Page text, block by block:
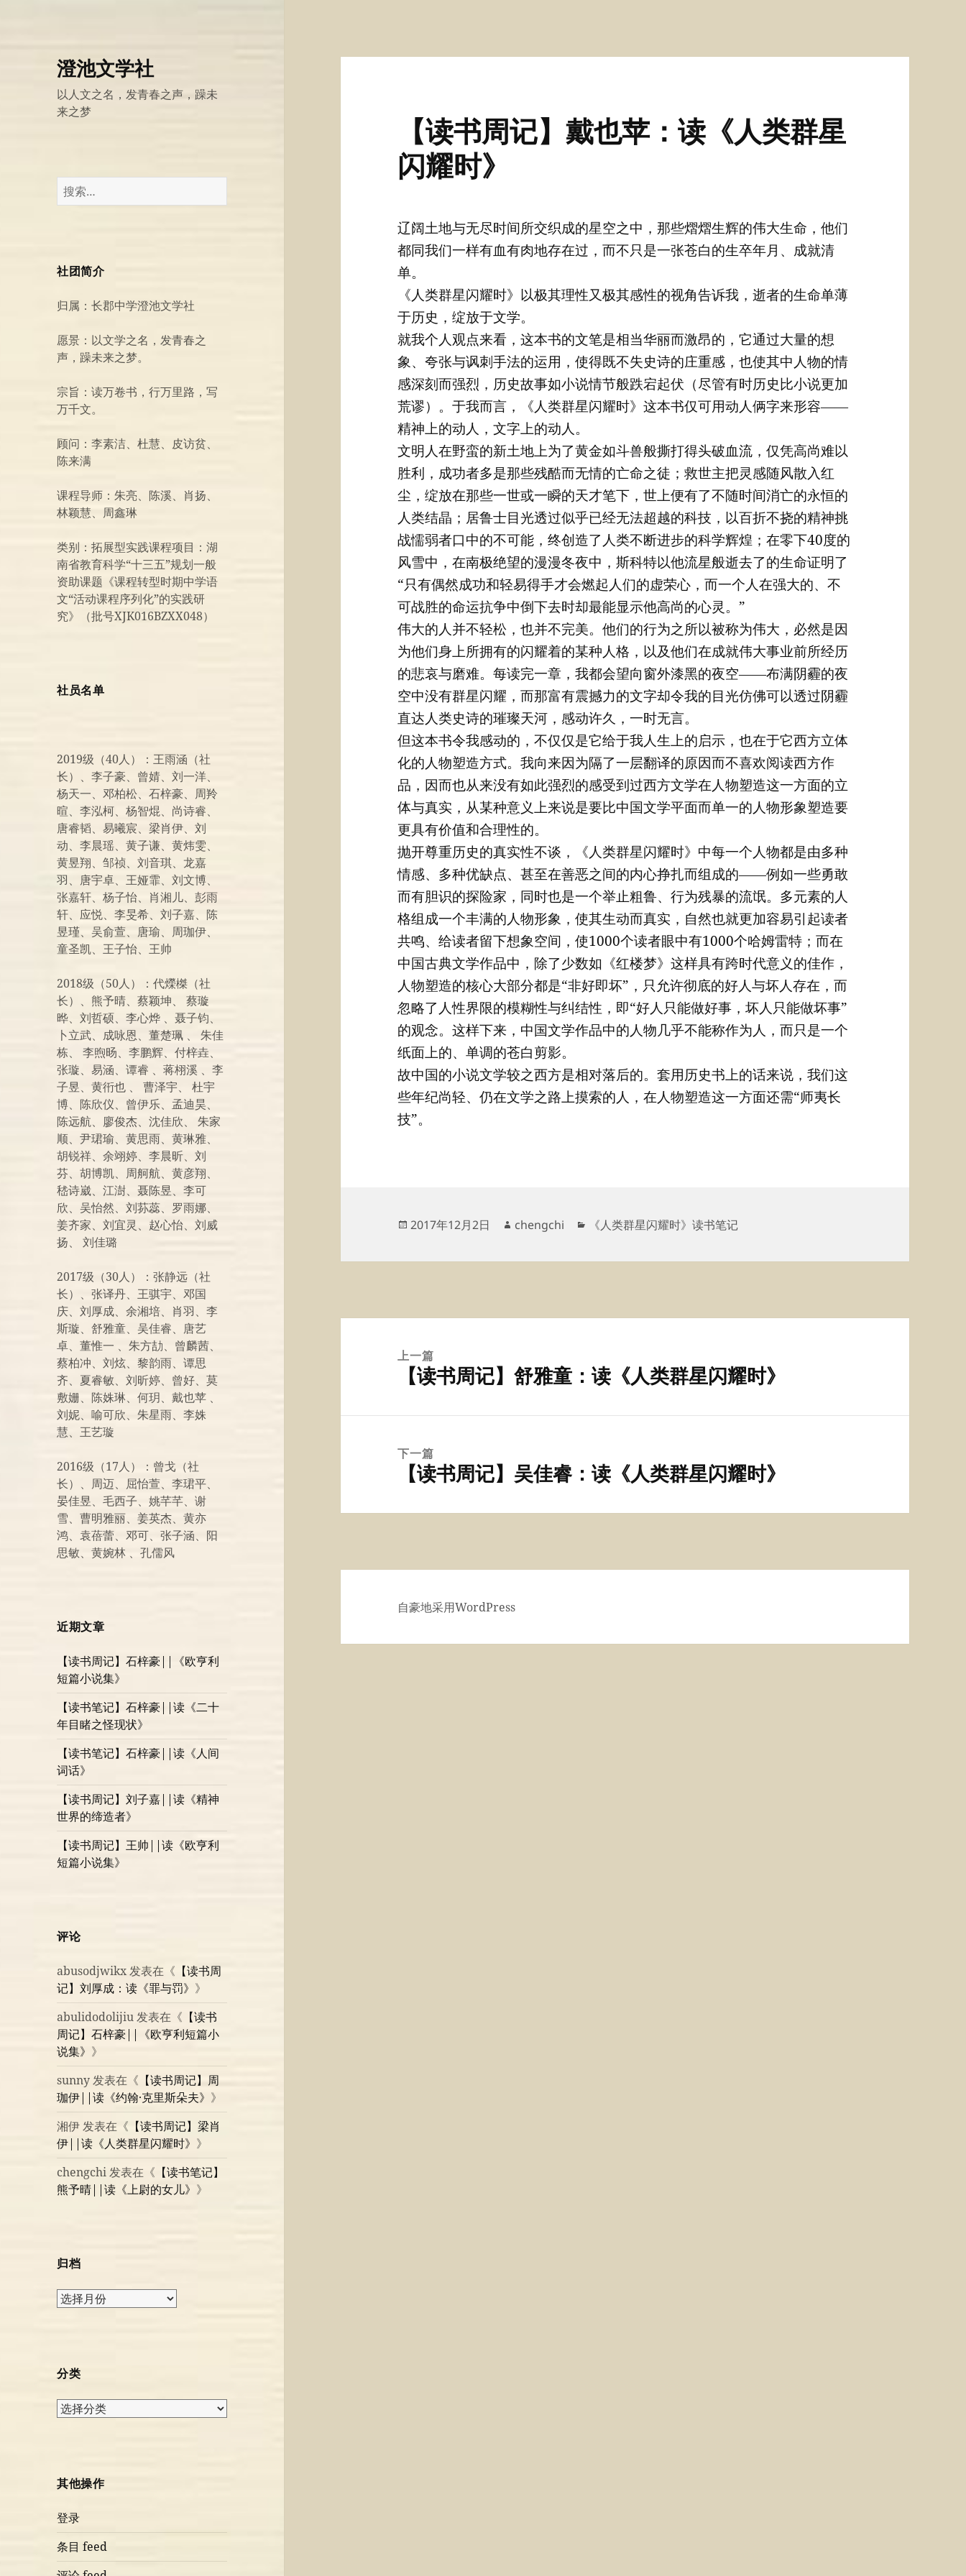
澄池文学社
以人文之名，发青春之声，躁未
来之梦
搜
索：
社团简介
归属：长郡中学澄池文学社
愿景：以文学之名，发青春之
声，躁未来之梦。
宗旨：读万卷书，行万里路，写
万千文。
顾问：李素洁、杜慧、皮访贫、
陈来满
课程导师：朱亮、陈溪、肖扬、
林颖慧、周鑫琳
类别：拓展型实践课程项目：湖
南省教育科学“十三五”规划一般
资助课题《课程转型时期中学语
文“活动课程序列化”的实践研
究》（批号XJK016BZXX048）
社员名单
2019级（40人）：王雨涵（社
长）、李子豪、曾婧、刘一洋、
杨天一、邓柏松、石梓豪、周羚
暄、李泓柯、杨智焜、尚诗睿、
唐睿韬、易曦宸、梁肖伊、刘
动、李晨瑶、黄子谦、黄炜雯、
黄昱翔、邹祯、刘音琪、龙嘉
羽、唐宇卓、王娅霏、刘文博、
张嘉轩、杨子怡、肖湘儿、彭雨
轩、应悦、李旻希、刘子嘉、陈
昱瑾、吴俞萱、唐瑜、周珈伊、
童圣凯、王子怡、王帅
2018级（50人）：代爃榤（社
长）、熊予晴、蔡颖坤、 蔡璇
晔、刘哲硕、李心烨 、聂子钧、
卜立武、成咏恩、董楚珮 、 朱佳
栋、 李煦旸、李鹏辉、付梓垚、
张璇、易涵、谭睿 、蒋栩溪 、李
子昱、黄衎也 、 曹泽宇、 杜宇
博、陈欣仪、曾伊乐、孟迪昊、
陈远航、廖俊杰、沈佳欣、 朱家
顺、尹珺瑜、黄思雨、黄琳雅、
胡锐祥、余翊婷、李晨昕、刘
芬、胡博凯、周舸航、黄彦翔、
嵇诗崴、江澍、聂陈昱、李可
欣、吴怡然、刘荪蕊、罗雨娜、
姜齐家、刘宜灵、赵心怡、刘威
扬、 刘佳璐
2017级（30人）：张静远（社
长）、张译丹、王骐宇、邓国
庆、刘厚成、余湘培、肖羽、李
斯璇、舒雅童、吴佳睿、唐艺
卓、董惟一 、朱方劼、曾麟茜、
蔡柏冲、刘炫、黎韵雨、谭思
齐、夏睿敏、刘昕婷、曾好、莫
敷姗、陈姝琳、何玥、戴也苹 、
刘妮、喻可欣、朱星雨、李姝
慧、王艺璇
2016级（17人）：曾戈（社
长）、周迈、屈怡萱、李珺平、
晏佳昱、毛西子、姚芊芊、谢
雪、曹明雅丽、姜英杰、黄亦
鸿、袁蓓蕾、邓可、张子涵、阳
思敏、黄婉林 、孔儒风
近期文章
【读书周记】石梓豪||《欧亨利
短篇小说集》
【读书笔记】石梓豪||读《二十
年目睹之怪现状》
【读书笔记】石梓豪||读《人间
词话》
【读书周记】刘子嘉||读《精神
世界的缔造者》
【读书周记】王帅||读《欧亨利
短篇小说集》
评论
abusodjwikx发表在《 【读书周
记】刘厚成：读《罪与罚》 》
abulidodolijiu发表在《 【读书
周记】石梓豪||《欧亨利短篇小
说集》 》
sunny发表在《 【读书周记】周
珈伊||读《约翰·克里斯朵夫》 》
湘伊发表在《 【读书周记】梁肖
伊||读《人类群星闪耀时》 》
chengchi发表在《 【读书笔记】
熊予晴||读《上尉的女儿》 》
归档
归
分类
分
其他操作
登录
条目 feed
【读书周记】戴也苹：读《人类群星
闪耀时》
辽阔土地与无尽时间所交织成的星空之中，那些熠熠生辉的伟大生命，他们
都同我们一样有血有肉地存在过，而不只是一张苍白的生卒年月、成就清
单。
《人类群星闪耀时》以极其理性又极其感性的视角告诉我，逝者的生命单薄
于历史，绽放于文学。
就我个人观点来看，这本书的文笔是相当华丽而激昂的，它通过大量的想
象、夸张与讽刺手法的运用，使得既不失史诗的庄重感，也使其中人物的情
感深刻而强烈，历史故事如小说情节般跌宕起伏（尽管有时历史比小说更加
荒谬）。于我而言，《人类群星闪耀时》这本书仅可用动人俩字来形容――
精神上的动人，文字上的动人。
文明人在野蛮的新土地上为了黄金如斗兽般撕打得头破血流，仅凭高尚难以
胜利，成功者多是那些残酷而无情的亡命之徒；救世主把灵感随风散入红
尘，绽放在那些一世或一瞬的天才笔下，世上便有了不随时间消亡的永恒的
人类结晶；居鲁士目光透过似乎已经无法超越的科技，以百折不挠的精神挑
战懦弱者口中的不可能，终创造了人类不断进步的科学辉煌；在零下40度的
风雪中，在南极绝望的漫漫冬夜中，斯科特以他流星般逝去了的生命证明了
“只有偶然成功和轻易得手才会燃起人们的虚荣心，而一个人在强大的、不
可战胜的命运抗争中倒下去时却最能显示他高尚的心灵。”
伟大的人并不轻松，也并不完美。他们的行为之所以被称为伟大，必然是因
为他们身上所拥有的闪耀着的某种人格，以及他们在成就伟大事业前所经历
的悲哀与磨难。每读完一章，我都会望向窗外漆黑的夜空――布满阴霾的夜
空中没有群星闪耀，而那富有震撼力的文字却令我的目光仿佛可以透过阴霾
直达人类史诗的璀璨天河，感动许久，一时无言。
但这本书令我感动的，不仅仅是它给于我人生上的启示，也在于它西方立体
化的人物塑造方式。我向来因为隔了一层翻译的原因而不喜欢阅读西方作
品，因而也从来没有如此强烈的感受到过西方文学在人物塑造这一方面的立
体与真实，从某种意义上来说是要比中国文学平面而单一的人物形象塑造要
更具有价值和合理性的。
抛开尊重历史的真实性不谈，《人类群星闪耀时》中每一个人物都是由多种
情感、多种优缺点、甚至在善恶之间的内心挣扎而组成的――例如一些勇敢
而有胆识的探险家，同时也是一个举止粗鲁、行为残暴的流氓。多元素的人
格组成一个丰满的人物形象，使其生动而真实，自然也就更加容易引起读者
共鸣、给读者留下想象空间，使1000个读者眼中有1000个哈姆雷特；而在
中国古典文学作品中，除了少数如《红楼梦》这样具有跨时代意义的佳作，
人物塑造的核心大部分都是“非好即坏”，只允许彻底的好人与坏人存在，而
忽略了人性界限的模糊性与纠结性，即“好人只能做好事，坏人只能做坏事”
的观念。这样下来，中国文学作品中的人物几乎不能称作为人，而只是一个
纸面上的、单调的苍白剪影。
故中国的小说文学较之西方是相对落后的。套用历史书上的话来说，我们这
些年纪尚轻、仍在文学之路上摸索的人，在人物塑造这一方面还需“师夷长
技”。
发
于
2017年12月2日
作
chengchi
分
《人类群星闪耀时》读书笔记
上一篇
文
【读书周记】舒雅童：读《人类群星闪耀时》
下一篇
文
【读书周记】吴佳睿：读《人类群星闪耀时》
自豪地采用WordPress